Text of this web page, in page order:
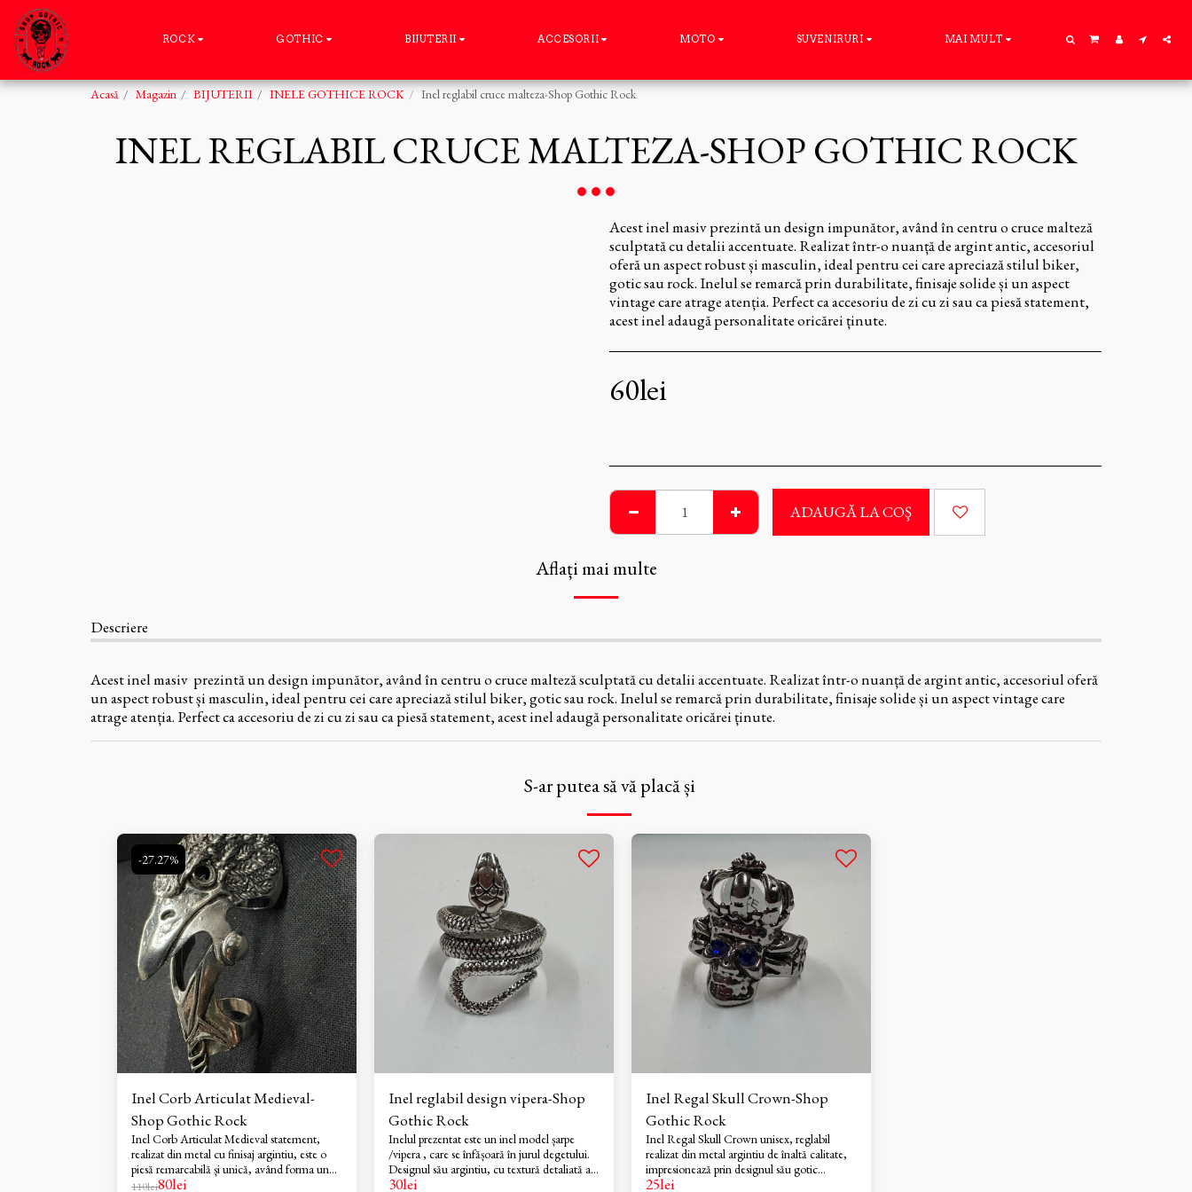
ROCK GOTHIC BIJUTERII ACCESORII MOTO SUVENIRURI MAI MULT
Acasă Magazin BIJUTERII INELE GOTHICE ROCK Inel reglabil cruce malteza-Shop Gothic Rock
INEL REGLABIL CRUCE MALTEZA-SHOP GOTHIC ROCK
Acest inel masiv prezintă un design impunător, având în centru o cruce malteză
sculptată cu detalii accentuate. Realizat într-o nuanță de argint antic, accesoriul
oferă un aspect robust și masculin, ideal pentru cei care apreciază stilul biker,
gotic sau rock. Inelul se remarcă prin durabilitate, finisaje solide și un aspect
vintage care atrage atenția. Perfect ca accesoriu de zi cu zi sau ca piesă statement,
acest inel adaugă personalitate oricărei ținute.
60lei
ADAUGĂ LA COŞ
Aflați mai multe
Descriere
Acest inel masiv prezintă un design impunător, având în centru o cruce malteză sculptată cu detalii accentuate. Realizat într-o nuanță de argint antic, accesoriul oferă
un aspect robust și masculin, ideal pentru cei care apreciază stilul biker, gotic sau rock. Inelul se remarcă prin durabilitate, finisaje solide și un aspect vintage care
atrage atenția. Perfect ca accesoriu de zi cu zi sau ca piesă statement, acest inel adaugă personalitate oricărei ținute.
S-ar putea să vă placă și
-27.27%
Inel Corb Articulat Medieval-
Shop Gothic Rock
Inel Corb Articulat Medieval statement,
realizat din metal cu finisaj argintiu, este o
piesă remarcabilă și unică, având forma unui
cap de pasăre detaliat, cu texturi complexe
110lei80lei
Inel reglabil design vipera-Shop
Gothic Rock
Inelul prezentat este un inel model șarpe
/vipera , care se înfășoară în jurul degetului.
Designul său argintiu, cu textură detaliată a
solzilor, îi conferă un aspect vintage, punk
30lei
Inel Regal Skull Crown-Shop
Gothic Rock
Inel Regal Skull Crown unisex, reglabil
realizat din metal argintiu de înaltă calitate,
impresionează prin designul său gotic
sofisticat. Piesa centrală este un craniu
25lei